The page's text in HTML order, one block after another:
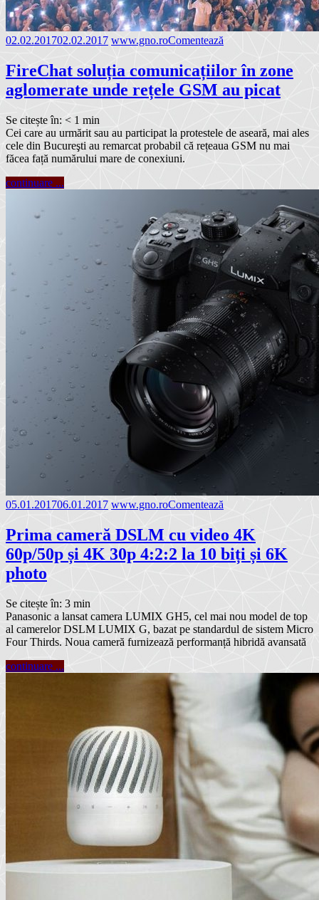
02.02.201702.02.2017 www.gno.roComentează
FireChat soluția comunicațiilor în zone
aglomerate unde rețele GSM au picat
Se citește în: < 1 min
Cei care au urmărit sau au participat la protestele de aseară, mai ales
cele din Bucureşti au remarcat probabil că rețeaua GSM nu mai
făcea față numărului mare de conexiuni.
continuare ...
05.01.201706.01.2017 www.gno.roComentează
Prima cameră DSLM cu video 4K
60p/50p și 4K 30p 4:2:2 la 10 biți și 6K
photo
Se citește în: 3 min
Panasonic a lansat camera LUMIX GH5, cel mai nou model de top
al camerelor DSLM LUMIX G, bazat pe standardul de sistem Micro
Four Thirds. Noua cameră furnizează performanță hibridă avansată
continuare ...